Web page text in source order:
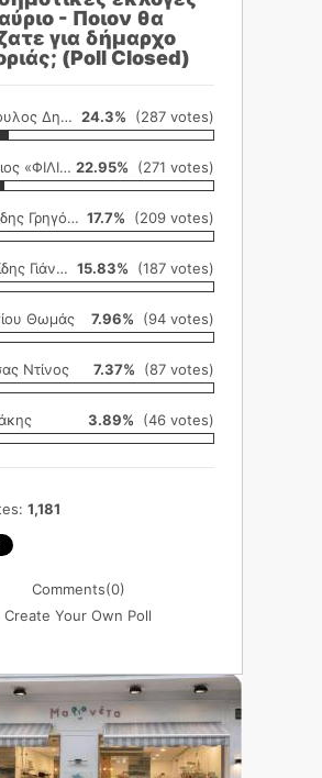
- Ποιον θα
για δήμαρχο
(Poll Closed)
Σαββόπουλος Δημήτρης 24.3% (287 votes)
Υποψήφιος «ΦΙΛΙΚΗ ΕΤΑΙΡΕΙΑ» 22.95% (271 votes)
Γρηγοριάδης Γρηγόρης 17.7% (209 votes)
Κορεντσίδης Γιάννης 15.83% (187 votes)
Θωμάς 7.96% (94 votes)
Ντίνος 7.37% (87 votes)
3.89% (46 votes)
1,181
Comments(0)
Create Your Own Poll